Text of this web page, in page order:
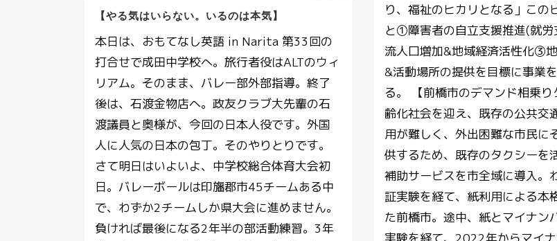
【やる気はいらない。いるのは本気】
本日は、おもてなし英語 in Narita 第33回の
打合せで成田中学校へ。旅行者役はALTのウィ
リアム。そのまま、バレー部外部指導。終了
後は、石渡金物店へ。政友クラブ大先輩の石
渡議員と奥様が、今回の日本人役です。外国
人に人気の日本の包丁。そのやりとりです。
さて明日はいよいよ、中学校総合体育大会初
日。バレーボールは印旛郡市45チームある中
で、わずか2チームしか県大会に進めません。
負ければ最後になる2年半の部活動練習。3年
り、福祉のヒカリとなる」この
と①障害者の自立支援推進(就
流人口増加&地域経済活性化③
&活動場所の提供を目標に事業
る。 【前橋市のデマンド相乗り
齢化社会を迎え、既存の公共交
用が難しく、外出困難な市民に
供するため、既存のタクシーを
補助サービスを市全域に導入。
証実験を経て、紙利用による本
た前橋市。途中、紙とマイナン
実験を経て、2022年からマイ